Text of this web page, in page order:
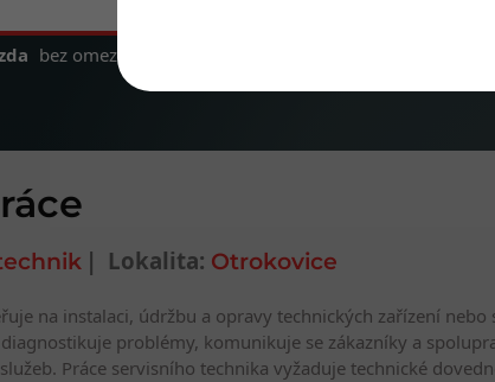
bez omezení
Lokalita: Otrokovice
na instalaci, údržbu a opravy technických zařízení
problémy, komunikuje se zákazníky a
Práce servisního technika vyžaduje technické